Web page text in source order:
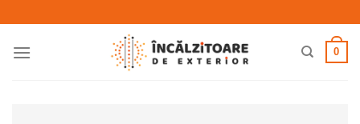
to
content
0